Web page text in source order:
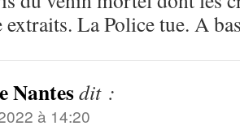
extraits. La Police tue. A
Nantesdit :
à 14:20